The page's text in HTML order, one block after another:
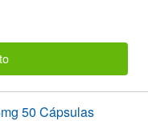
50 Cápsulas